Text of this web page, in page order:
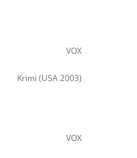
VOX
Krimi (USA 2003)
VOX